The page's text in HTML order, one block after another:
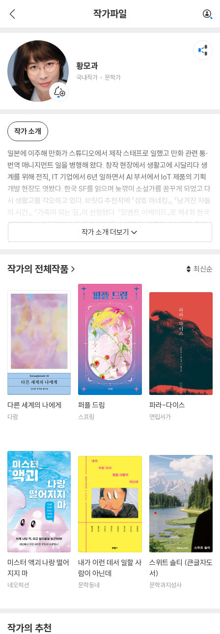
작가파일
황모과
국내작가 문학가
작가 소개
일본에 이주해 만화가 스튜디오에서 제작 스태프로 일했고 만화 관련 통·
번역 매니지먼트 일을 병행해 왔다. 창작 현장에서 생활고에 시달리다 생
계를 위해 전직, IT 기업에서 6년 일하면서 AI 부서에서 IoT 제품의 기획
개발 현장도 엿봤다. 한국 SF를 읽으며 늦깎이 소설가를 꿈꾸게 되었고 다
시 생활고를 각오하고 있다. 브릿G 추천작에 『삼호 마네킹』, 『남겨진 자들
의 시간』, 『가족이 되는 길』이 선정됐다. 『모멘트 아케이드』로 제4회 한국
과학문학상 공모전에서 중·단편 대상을 수상했고, 동명의 수상집이 출간
되었다. 안전가옥의 앤솔로지 『대스타』에 MBC 시네마틱 드라마 ‘SF8’의
날 세계』 등을 출간했으며 2021년 SF어워드를 수상했다. 2022년 양성평
등문화상 신진여성문화인상을 수상했다.
작가 소개 더보기
작가의 전체작품 최신순
다른 세계의 나에게
다람
퍼플 드림
스프링
파라-다이스
연립서가
미스터 액괴 나랑 떨어
지지 마
네오픽션
내가 이런 데서 일할 사
람이 아닌데
문학동네
스위트 솔티 (큰글자도
서)
문학과지성사
작가의 추천